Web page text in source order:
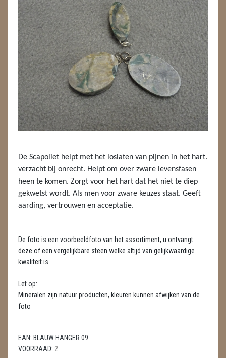
GEODE 'S / STANDAARDS
GESLEPEN STENEN
HANGERS
HANGERS
LUXE HANGERS
HARTEN
KAARSEN
LAMPEN
MASSAGE
RUWE STENEN
SCHEDELS / SKULLS
SELENIET
TELEFOON KOORDEN
De Scapoliet helpt met het loslaten van pijnen in het hart.
verzacht bij onrecht. Helpt om over zware levensfasen
heen te komen. Zorgt voor het hart dat het niet te diep
gekwetst wordt. Als men voor zware keuzes staat. Geeft
aarding, vertrouwen en acceptatie.
De foto is een voorbeeldfoto van het assortiment, u ontvangt
deze of een vergelijkbare steen welke altijd van gelijkwaardige
kwaliteit is.
Let op:
Mineralen zijn natuur producten, kleuren kunnen afwijken van de
foto
EAN: BLAUW HANGER 09
VOORRAAD: 2